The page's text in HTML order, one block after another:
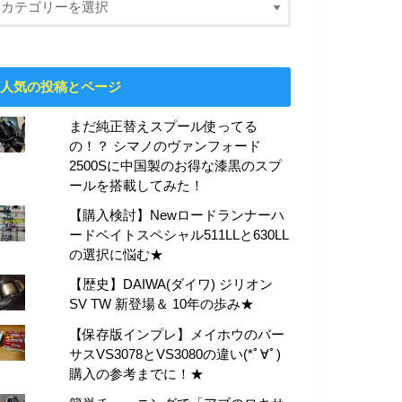
人気の投稿とページ
まだ純正替えスプール使ってる
の！？ シマノのヴァンフォード
2500Sに中国製のお得な漆黒のスプ
ールを搭載してみた！
【購入検討】Newロードランナーハ
ードベイトスペシャル511LLと630LL
の選択に悩む★
【歴史】DAIWA(ダイワ) ジリオン
SV TW 新登場＆ 10年の歩み★
【保存版インプレ】メイホウのバー
サスVS3078とVS3080の違い(*ﾟ∀ﾟ)
購入の参考までに！★